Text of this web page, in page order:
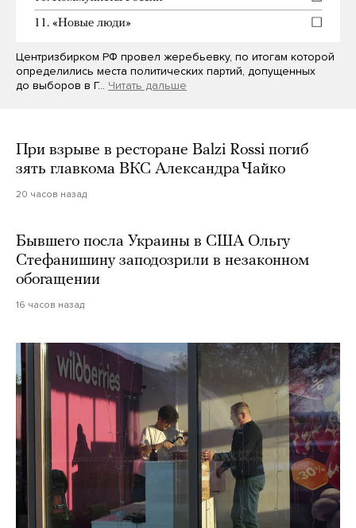
Центризбирком РФ провел жеребьевку, по итогам которой
определились места политических партий, допущенных
до выборов в Г… Читать дальше
При взрыве в ресторане Balzi Rossi погиб
зять главкома ВКС Александра Чайко
20 часов назад
Бывшего посла Украины в США Ольгу
Стефанишину заподозрили в незаконном
обогащении
16 часов назад